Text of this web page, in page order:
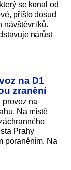
se konal od
přišlo dosud
návštěvníků.
nárůst
na D1
zranění
provoz na
Na místě
Prahy
poraněním. Na